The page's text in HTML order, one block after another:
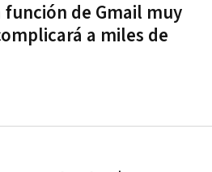
de Gmail muy
a miles de